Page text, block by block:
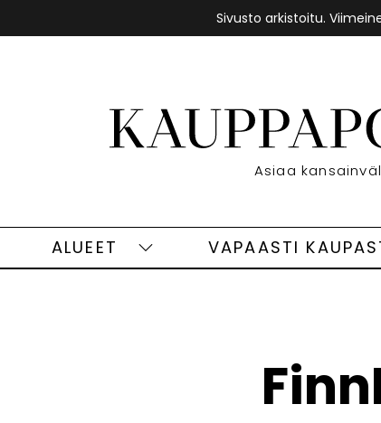
Sivusto arkistoitu.
Asiaa
ALUEET
Alueet
VAPAASTI